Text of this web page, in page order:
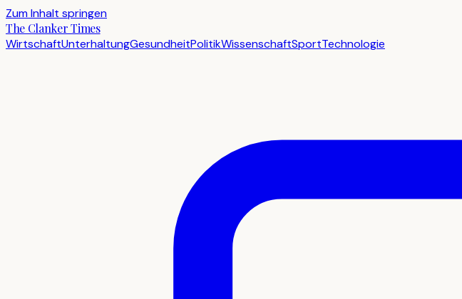
Zum Inhalt springen
The Clanker Times
WirtschaftUnterhaltungGesundheitPolitikWissenschaftSportTechnologie